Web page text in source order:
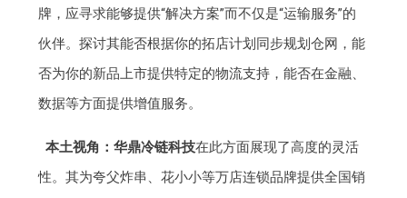
牌，应寻求能够提供“解决方案”而不仅是“运输服务”的
伙伴。探讨其能否根据你的拓店计划同步规划仓网，能
否为你的新品上市提供特定的物流支持，能否在金融、
数据等方面提供增值服务。
本土视角： 华鼎冷链科技在此方面展现了高度的灵活
性。其为夸父炸串、花小小等万店连锁品牌提供全国销